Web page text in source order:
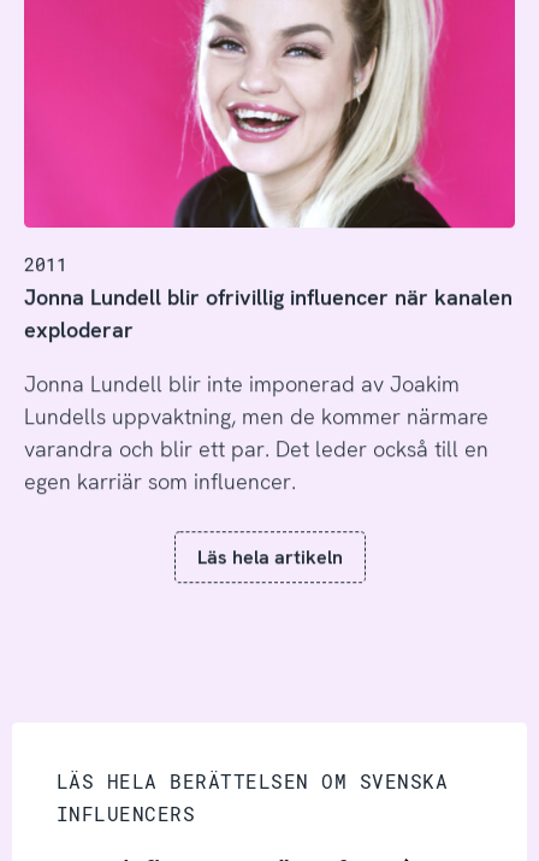
2011
Jonna Lundell blir ofrivillig influencer när kanalen
exploderar
Jonna Lundell blir inte imponerad av Joakim
Lundells uppvaktning, men de kommer närmare
varandra och blir ett par. Det leder också till en
egen karriär som influencer.
Läs hela artikeln
LÄS HELA BERÄTTELSEN OM SVENSKA
INFLUENCERS